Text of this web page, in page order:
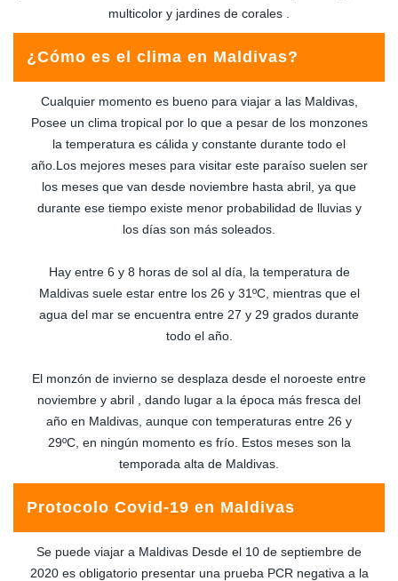
multicolor y jardines de corales .
¿Cómo es el clima en Maldivas?
Cualquier momento es bueno para viajar a las Maldivas,
Posee un clima tropical por lo que a pesar de los monzones
la temperatura es cálida y constante durante todo el
año.Los mejores meses para visitar este paraíso suelen ser
los meses que van desde noviembre hasta abril, ya que
durante ese tiempo existe menor probabilidad de lluvias y
los días son más soleados.
Hay entre 6 y 8 horas de sol al día, la temperatura de
Maldivas suele estar entre los 26 y 31ºC, mientras que el
agua del mar se encuentra entre 27 y 29 grados durante
todo el año.
El monzón de invierno se desplaza desde el noroeste entre
noviembre y abril , dando lugar a la época más fresca del
año en Maldivas, aunque con temperaturas entre 26 y
29ºC, en ningún momento es frío. Estos meses son la
temporada alta de Maldivas.
Protocolo Covid-19 en Maldivas
Se puede viajar a Maldivas Desde el 10 de septiembre de
2020 es obligatorio presentar una prueba PCR negativa a la